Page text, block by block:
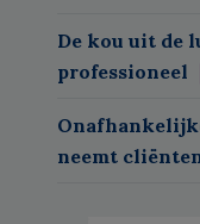
De kou uit de
professioneel
neemt